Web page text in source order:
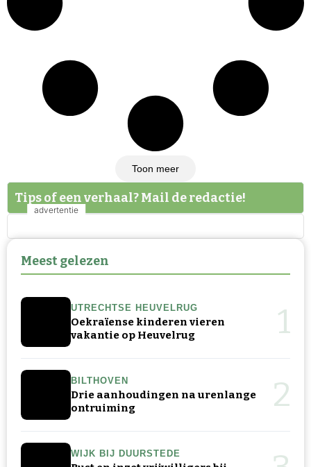
Toon meer
Tips of een verhaal? Mail de redactie!
Meest gelezen
UTRECHTSE HEUVELRUG
Oekraïense kinderen vieren
vakantie op Heuvelrug
1
BILTHOVEN
Drie aanhoudingen na urenlange
ontruiming
2
WIJK BIJ DUURSTEDE